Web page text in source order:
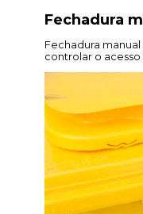
Fechadura
Fechadura
controlar o